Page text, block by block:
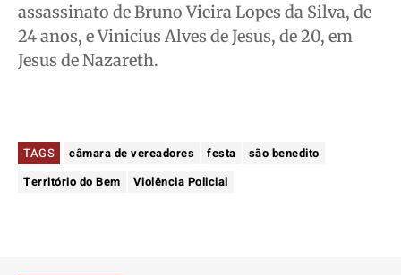
assassinato de Bruno Vieira Lopes da Silva, de
24 anos, e Vinicius Alves de Jesus, de 20, em
Jesus de Nazareth.
TAGS câmara de vereadores festa
são benedito
Território do Bem
Violência Policial